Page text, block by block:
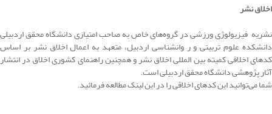
اخلاق نشر
نشریه فیزیولوژی ورزشی در گروه‌های خاص به صاحب امتیازی دانشگاه محقق اردبیلی
دانشکده علوم تربیتی و ر وانشناسی اردبیل، متعهد به اعمال اخلاق نشر بر اساس
کدهای اخلاقی کمیته بین المللی اخلاق نشر و همچنین راهنمای کشوری اخلاق در انتشار
آثار پژوهشی دانشگاه محقق اردبیلی است.
شما می‌توانید این کدهای اخلاقی را دراین لینکمطالعه فرمائید.